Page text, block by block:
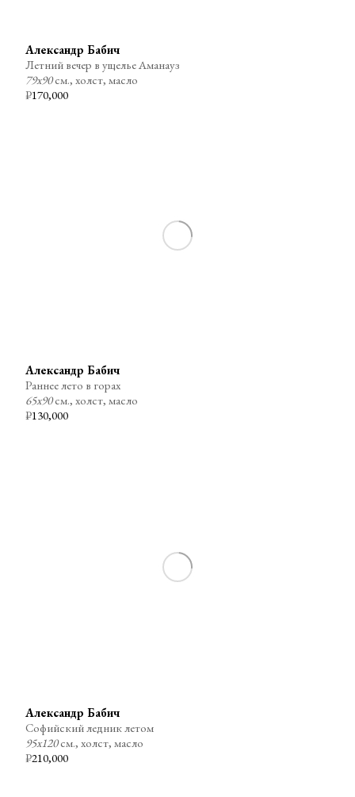
₽170,000
Александр Бабич
Летний вечер в ущелье Аманауз
79х90см., холст, масло
₽130,000
Александр Бабич
Раннее лето в горах
65х90см., холст, масло
₽210,000
Александр Бабич
Софийский ледник летом
95х120см., холст, масло